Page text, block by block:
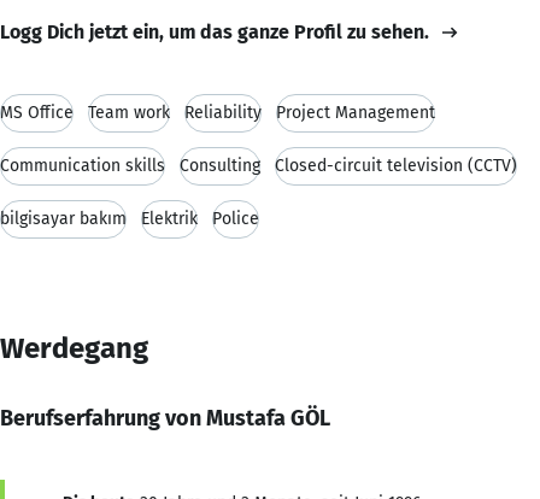
Logg Dich jetzt ein, um das ganze Profil zu sehen.
MS Office Team work Reliability Project Management
Communication skills Consulting Closed-circuit television (CCTV)
bilgisayar bakım Elektrik Police
Werdegang
Berufserfahrung von Mustafa GÖL